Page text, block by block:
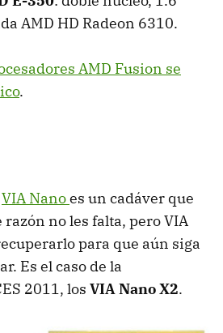
AMD HD Radeon 6310.
AMD Fusion se
.
VIA Nanoes un cadáver que
razón no les falta, peroVIA
para que aún siga
Es el caso de la
2011, los VIANano X2.